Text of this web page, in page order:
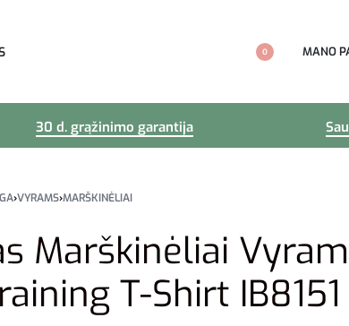
0 MANO
30 d. grąžinimo garantija
›VYRAMS›MARŠKINĖLIAI
Marškinėliai
T-Shirt IB8151